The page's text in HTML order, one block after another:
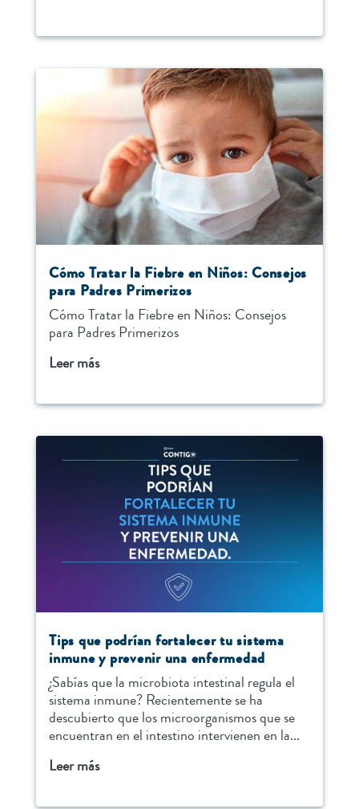
Cómo Tratar la Fiebre en Niños: Consejos
para Padres Primerizos
Cómo Tratar la Fiebre en Niños: Consejos
para Padres Primerizos
Leer más
Tips que podrían fortalecer tu sistema
inmune y prevenir una enfermedad
¿Sabías que la microbiota intestinal regula el
sistema inmune? Recientemente se ha
descubierto que los microorganismos que se
encuentran en el intestino intervienen en la...
Leer más